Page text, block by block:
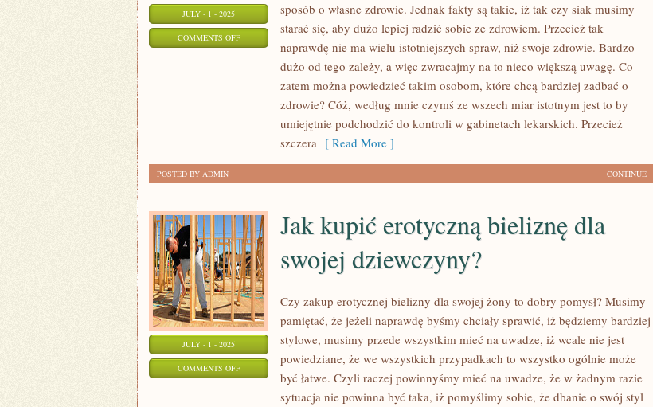
JULY - 1 - 2025
COMMENTS OFFON
ZDROWSZYMI
LUDŹMI?
sposób o własne zdrowie. Jednak fakty są takie, iż tak czy siak musimy
starać się, aby dużo lepiej radzić sobie ze zdrowiem. Przecież tak
naprawdę nie ma wielu istotniejszych spraw, niż swoje zdrowie. Bardzo
dużo od tego zależy, a więc zwracajmy na to nieco większą uwagę. Co
zatem można powiedzieć takim osobom, które chcą bardziej zadbać o
zdrowie? Cóż, według mnie czymś ze wszech miar istotnym jest to by
umiejętnie podchodzić do kontroli w gabinetach lekarskich. Przecież
szczera [ Read More ]
CONTINUE
POSTED BY ADMIN
JULY - 1 - 2025
COMMENTS OFFON
Jak kupić erotyczną bieliznę dla
swojej dziewczyny?
Czy zakup erotycznej bielizny dla swojej żony to dobry pomysł? Musimy
pamiętać, że jeżeli naprawdę byśmy chciały sprawić, iż będziemy bardziej
stylowe, musimy przede wszystkim mieć na uwadze, iż wcale nie jest
powiedziane, że we wszystkich przypadkach to wszystko ogólnie może
być łatwe. Czyli raczej powinnyśmy mieć na uwadze, że w żadnym razie
sytuacja nie powinna być taka, iż pomyślimy sobie, że dbanie o swój styl